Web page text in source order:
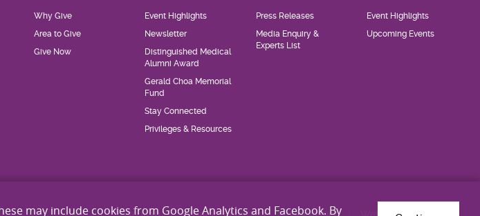
Why Give
Area to Give
Give Now
Event Highlights
Newsletter
Distinguished Medical
Alumni Award
Gerald Choa Memorial
Fund
Stay Connected
Privileges & Resources
Press Releases
Media Enquiry &
Experts List
Event Highlights
Upcoming Events
may include cookies from Google Analytics and Facebook. By